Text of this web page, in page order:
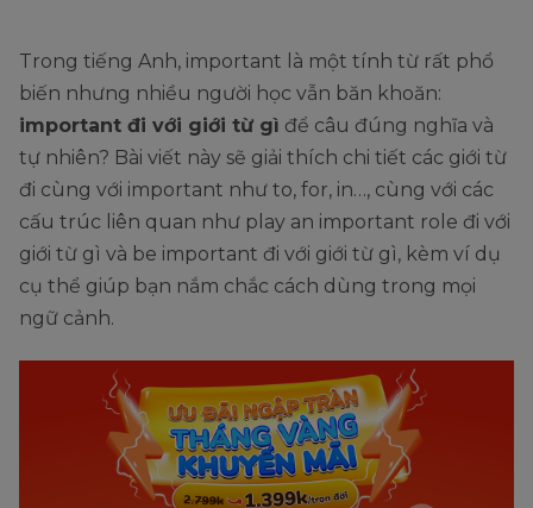
Trong tiếng Anh, important là một tính từ rất phổ
biến nhưng nhiều người học vẫn băn khoăn:
important đi với giới từ gì để câu đúng nghĩa và
tự nhiên? Bài viết này sẽ giải thích chi tiết các giới từ
đi cùng với important như to, for, in…, cùng với các
cấu trúc liên quan như play an important role đi với
giới từ gì và be important đi với giới từ gì, kèm ví dụ
cụ thể giúp bạn nắm chắc cách dùng trong mọi
ngữ cảnh.